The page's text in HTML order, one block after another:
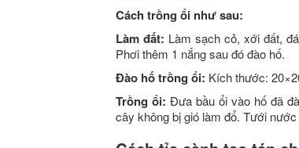
Cách trồng ổi như sau:
Làm đất: Làm sạch cỏ, xới đất,
Phơi thêm 1 nắng sau đó đào hố.
Đào hố trồng ổi: Kích thước:
Trồng ổi: Đưa bầu ổi vào hố đã
cây không bị gió làm đổ. Tưới